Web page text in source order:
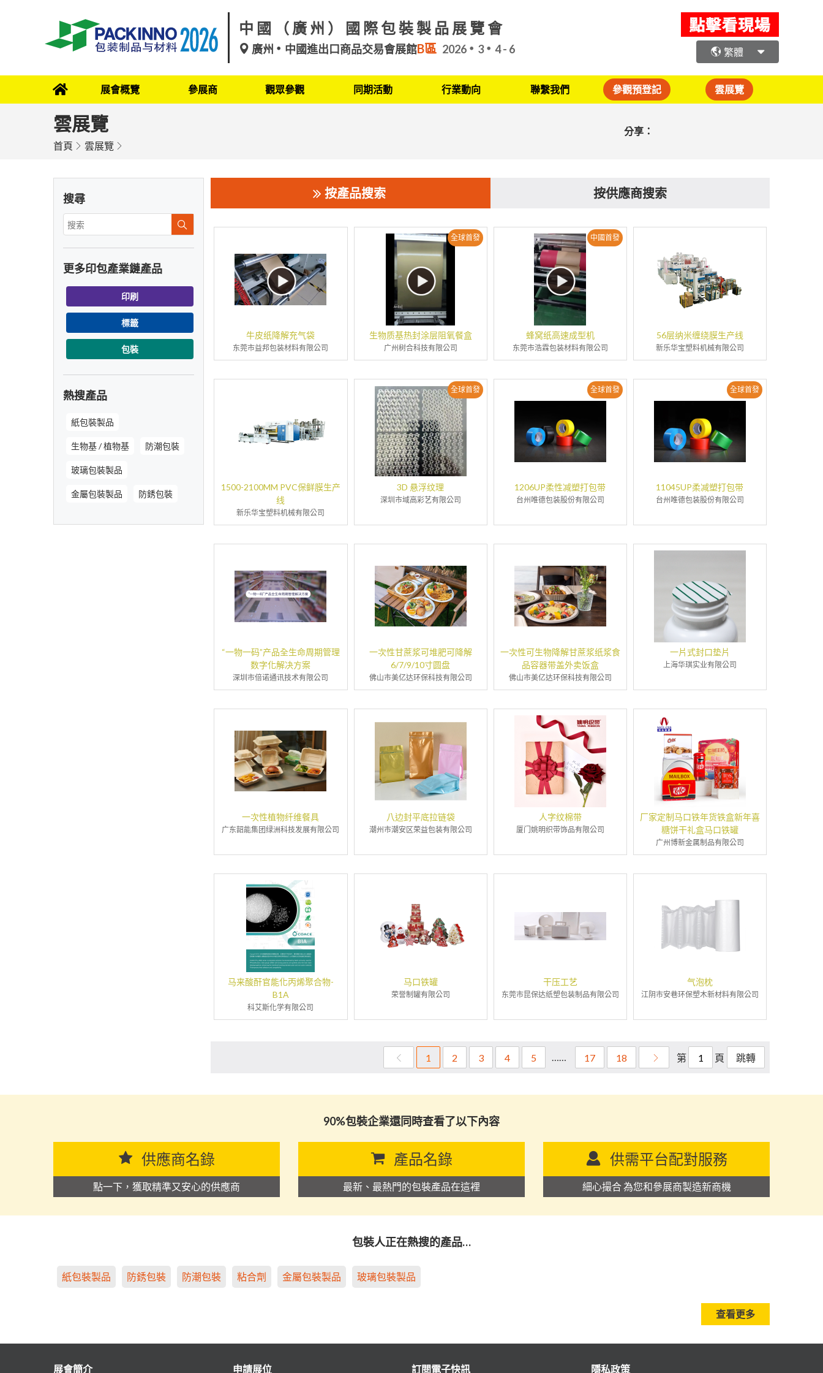
中國（廣州）國際包裝製品展覽會
廣州 中國進出口商品交易會展館B區 2026 3 4 - 6 繁體
展會概覽 參展商 觀眾參觀 同期活動 行業動向 聯繫我們 參觀預登記 雲展覽
雲展覽
首頁 雲展覽
分享：
搜尋
更多印包產業鏈產品
印刷
標籤
包裝
熱搜產品
紙包裝製品
生物基 / 植物基 防潮包裝
玻璃包裝製品
金屬包裝製品 防銹包裝
按產品搜索 按供應商搜索
牛皮纸降解充气袋
东莞市益邦包装材料有限公司
全球首發
生物质基热封涂层阻氧餐盒
广州树合科技有限公司
中國首發
蜂窝纸高速成型机
东莞市浩霖包装材料有限公司
56层纳米缠绕膜生产线
新乐华宝塑料机械有限公司
1500-2100MM PVC保鲜膜生产
线
新乐华宝塑料机械有限公司
全球首發
3D 悬浮纹理
深圳市域高彩艺有限公司
全球首發
1206UP柔性减塑打包带
台州唯德包装股份有限公司
全球首發
11045UP柔减塑打包带
台州唯德包装股份有限公司
“一物一码”产品全生命周期管理
数字化解决方案
深圳市倍诺通讯技术有限公司
一次性甘蔗浆可堆肥可降解
6/7/9/10寸圆盘
佛山市美亿达环保科技有限公司
一次性可生物降解甘蔗浆纸浆食
品容器带盖外卖饭盒
佛山市美亿达环保科技有限公司
一片式封口垫片
上海华琪实业有限公司
一次性植物纤维餐具
广东韶能集团绿洲科技发展有限公司
八边封平底拉链袋
潮州市潮安区荣益包装有限公司
人字纹棉带
厦门姚明织带饰品有限公司
厂家定制马口铁年货铁盒新年喜
糖饼干礼盒马口铁罐
广州博新金属制品有限公司
马来酸酐官能化丙烯聚合物-
B1A
科艾斯化学有限公司
马口铁罐
荣誉制罐有限公司
干压工艺
东莞市昆保达纸塑包装制品有限公司
气泡枕
江阴市安巷环保塑木新材料有限公司
1 2 3 4 5 …… 17 18 第 頁 跳轉
90%包裝企業還同時查看了以下內容
供應商名錄
點一下，獲取精準又安心的供應商
產品名錄
最新、最熱門的包裝產品在這裡
供需平台配對服務
細心撮合 為您和參展商製造新商機
包裝人正在熱搜的產品…
紙包裝製品 防銹包裝 防潮包裝 粘合劑 金屬包裝製品 玻璃包裝製品
查看更多
展會簡介 申請展位 訂閱電子快訊 隱私政策